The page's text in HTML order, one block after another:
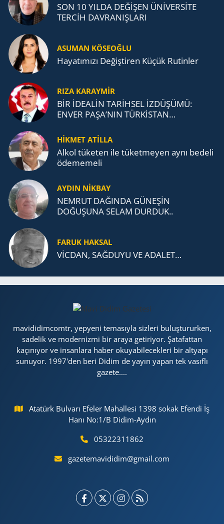
SON 10 YILDA DEĞİŞEN ÜNİVERSİTE
TERCİH DAVRANIŞLARI
ASUMAN KÖSEOĞLU
Ha­ya­tı­mı­zı De­ğiş­ti­ren Küçük Ru­tin­ler
RIZA KARAYMIR
BİR İDEALİN TARİHSEL İZDÜŞÜMÜ:
ENVER PAŞA’NIN TÜRKİSTAN
TEŞKİLATI’NA UZANAN MİRASI
HİKMET ATİLLA
Alkol tü­ke­ten ile tü­ket­me­yen aynı be­de­li
öde­me­me­li
AYDIN NİKBAY
NEMRUT DAĞINDA GÜNEŞİN
DOĞUŞUNA SELAM DURDUK..
FARUK HAKSAL
VİCDAN, SAĞ­DU­YU VE ADA­LET…
mavididimcomtr, yepyeni temasıyla sizleri buluştururken,
sadelik ve modernizmi bir araya getiriyor. Şatafattan
kaçınıyor ve insanlara haber okuyabilecekleri bir altyapı
sunuyor. 1997'den beri Didim de yayın yapan tek vasıflı
gazete....
Atatürk Bulvarı Efeler Mahallesi 1398 sokak Efendi İş
Hanı No:1/B Didim-Aydın
05322311862
gazetemavididim@gmail.com